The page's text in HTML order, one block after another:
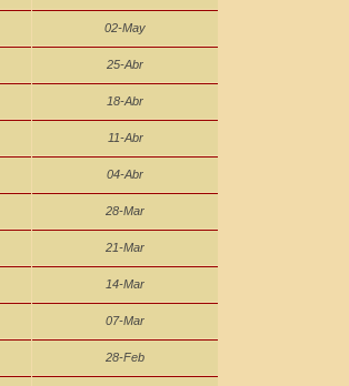
02-May
25-Abr
18-Abr
11-Abr
04-Abr
28-Mar
21-Mar
14-Mar
07-Mar
28-Feb